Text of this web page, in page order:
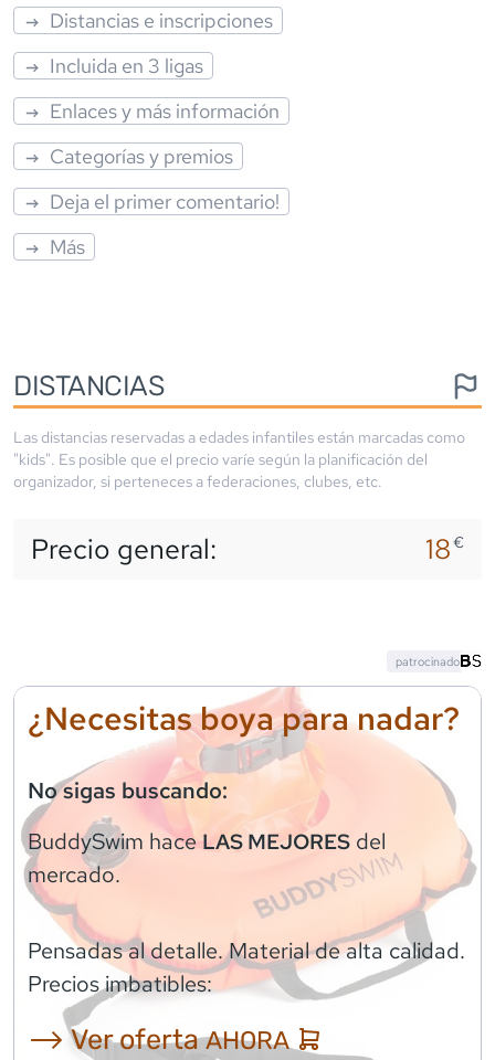
Distancias e inscripciones
Incluida en 3 ligas
Enlaces y más información
Categorías y premios
Deja el primer comentario!
Más
DISTANCIAS
Las distancias reservadas a edades infantiles están marcadas como
"kids". Es posible que el precio varíe según la planificación del
organizador, si perteneces a federaciones, clubes, etc.
Precio general: 18€
¿Necesitas boya para nadar?
No sigas buscando:
BuddySwim haceLAS MEJORES del
mercado.
Pensadas al detalle. Material de alta calidad.
Precios imbatibles:
⟶ Ver ofertaAHORA
patrocinado